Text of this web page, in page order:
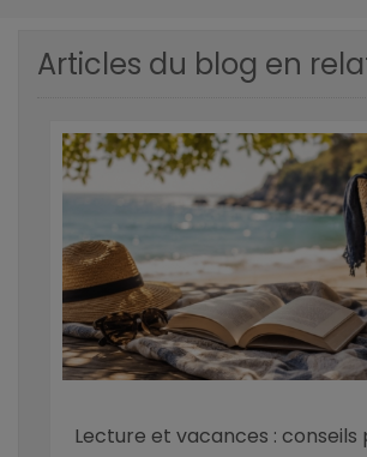
Articles du blog en
Lecture et vacances : conseils